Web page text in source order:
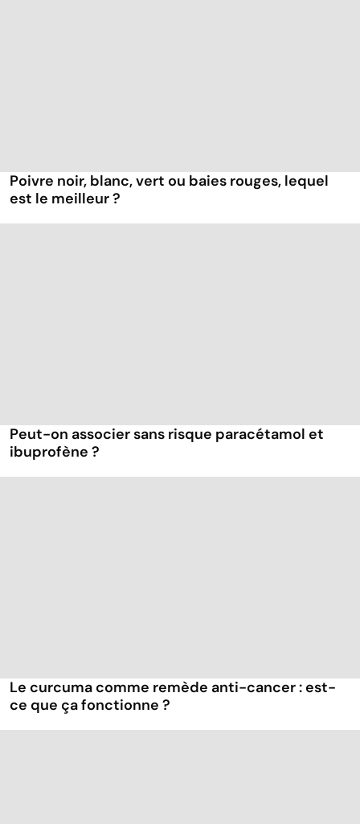
Poivre noir, blanc, vert ou baies rouges, lequel
est le meilleur ?
Peut-on associer sans risque paracétamol et
ibuprofène ?
Le curcuma comme remède anti-cancer : est-
ce que ça fonctionne ?